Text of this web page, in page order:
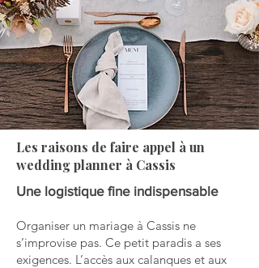
Les raisons de faire appel à un
wedding planner à Cassis
Une logistique fine indispensable
Organiser un mariage à Cassis ne
s’improvise pas. Ce petit paradis a ses
exigences. L’accès aux calanques et aux